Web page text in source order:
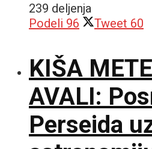
239 deljenja
Podeli 96 Tweet 60
KIŠA
AVALI:
Perseida